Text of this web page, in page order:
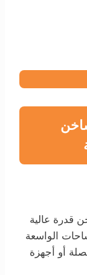
قدرة عالية
الواسعة
أو أجهزة